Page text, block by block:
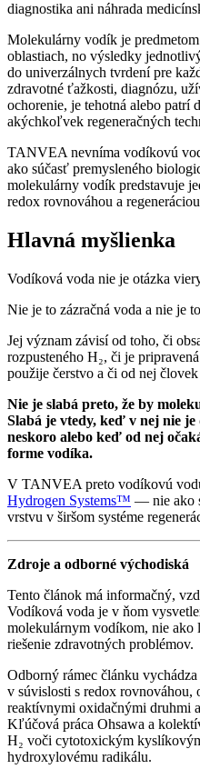
diagnostika ani náhrada
Molekulárny vodík je
oblastiach, no výsledky
do univerzálnych tvrdení pre
zdravotné ťažkosti, diagnózu,
ochorenie, je tehotná alebo
akýchkoľvek regeneračných
TANVEA nevníma vodíkovú
ako súčasť premysleného
molekulárny vodík predstavuje
redox rovnováhou a
Hlavná myšlienka
Vodíková voda nie je otázka
Nie je to zázračná voda a nie je
Jej význam závisí od toho, či
rozpusteného H₂, či je
použije čerstvo a či od nej
Nie je slabá preto, že by
Slabá je vtedy, keď v nej nie
neskoro alebo keď od nej
forme vodíka.
V TANVEA preto vodíkovú
Hydrogen Systems™ — nie ako
vrstvu v širšom systéme
Zdroje a odborné východiská
Tento článok má informačný,
Vodíková voda je v ňom
molekulárnym vodíkom, nie ako
riešenie zdravotných problémov.
Odborný rámec článku
v súvislosti s redox rovnováhou,
reaktívnymi oxidačnými druhmi
Kľúčová práca Ohsawa a
H₂ voči cytotoxickým
hydroxylovému radikálu.